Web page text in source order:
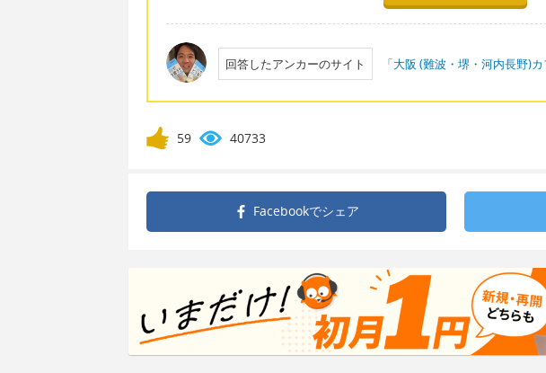
回答したアンカーのサイト 「大阪 (難波・堺・河内長野)
59 40733
Facebookでシェア